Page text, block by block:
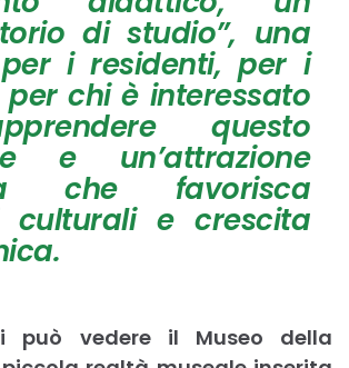
di studio”, una
i residenti, per i
chi è interessato
questo
e un’attrazione
che favorisca
culturali e crescita
può vedere il Museo della